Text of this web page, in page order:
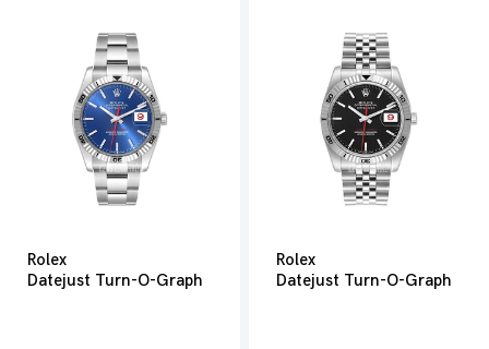
Rolex
Datejust Turn-O-Graph
Rolex
Datejust Turn-O-Graph